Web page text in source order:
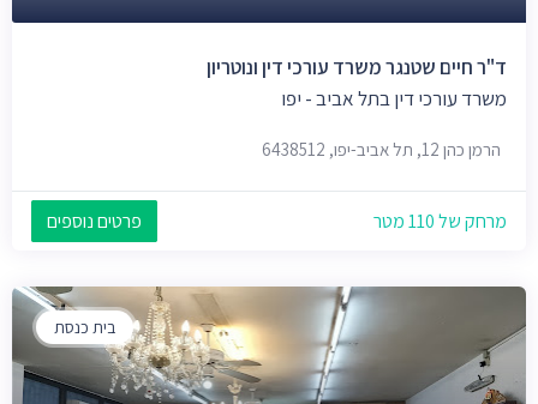
ד"ר חיים שטנגר משרד עורכי דין ונוטריון
משרד עורכי דין בתל אביב - יפו
הרמן כהן 12, תל אביב-יפו, 6438512
מרחק של 110 מטר פרטים נוספים
בית כנסת